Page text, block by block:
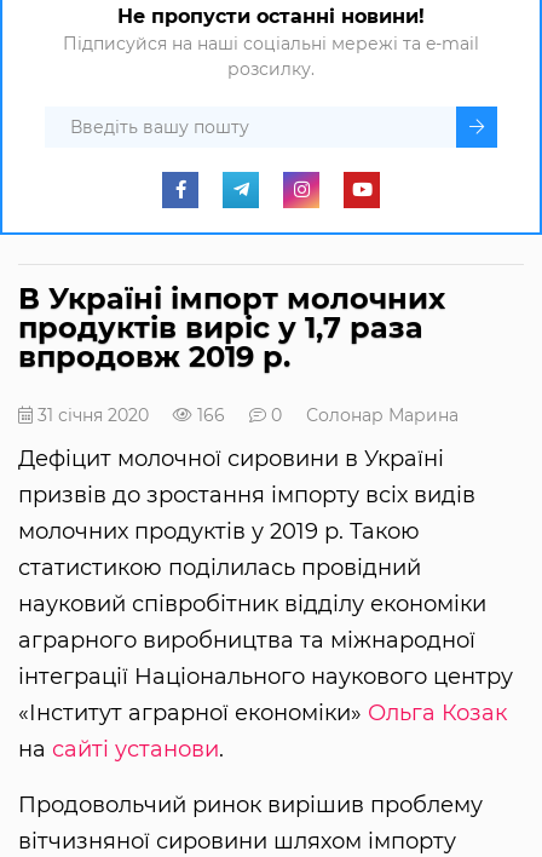
Не пропусти останні новини!
Підписуйся на наші соціальні мережі та e-mail
розсилку.
В Україні імпорт молочних
продуктів виріс у 1,7 раза
впродовж 2019 р.
31 січня 2020 166 0 Солонар Марина
Дефіцит молочної сировини в Україні
призвів до зростання імпорту всіх видів
молочних продуктів у 2019 р. Такою
статистикою поділилась провідний
науковий співробітник відділу економіки
аграрного виробництва та міжнародної
інтеграції Національного наукового центру
«Інститут аграрної економіки» Ольга Козак
на сайті установи.
Продовольчий ринок вирішив проблему
вітчизняної сировини шляхом імпорту